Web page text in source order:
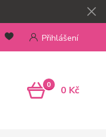
Přihlášení
0 0 Kč